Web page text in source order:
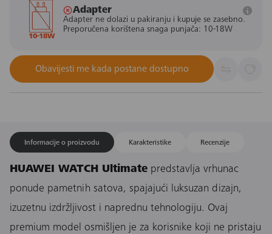
10-18W
Adapter
Adapter ne dolazi u pakiranju i kupuje se zasebno.
Preporučena korištena snaga punjača: 10-18W
Obavijesti me kada postane dostupno
Informacije o proizvodu Karakteristike Recenzije
HUAWEI WATCH Ultimate predstavlja vrhunac
ponude pametnih satova, spajajući luksuzan dizajn,
izuzetnu izdržljivost i naprednu tehnologiju. Ovaj
premium model osmišljen je za korisnike koji ne pristaju